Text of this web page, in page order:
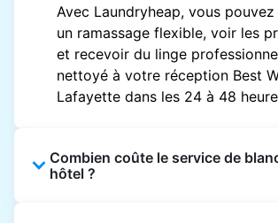
Avec Laundryheap, vous
un ramassage flexible, voir les
et recevoir du linge
nettoyé à votre réception Best
Lafayette dans les 24 à 48
Combien coûte le service de
hôtel ?